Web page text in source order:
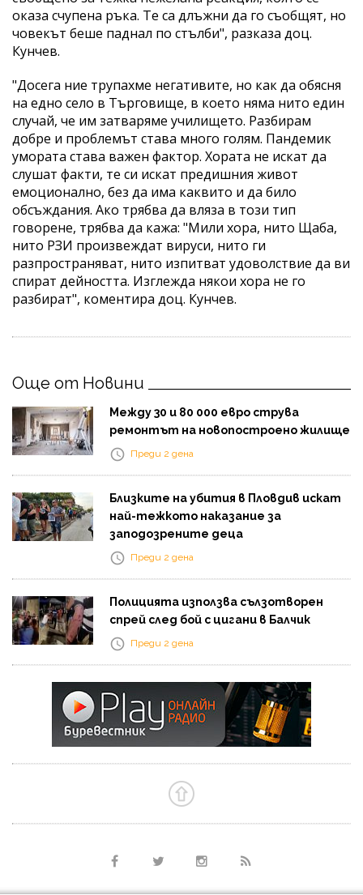
оказа счупена ръка. Те са длъжни да го съобщят, но
човекът беше паднал по стълби", разказа доц.
Кунчев.
"Досега ние трупахме негативите, но как да обясня
на едно село в Търговище, в което няма нито един
случай, че им затваряме училището. Разбирам
добре и проблемът става много голям. Пандемик
умората става важен фактор. Хората не искат да
слушат факти, те си искат предишния живот
емоционално, без да има каквито и да било
обсъждания. Ако трябва да вляза в този тип
говорене, трябва да кажа: "Мили хора, нито Щаба,
нито РЗИ произвеждат вируси, нито ги
разпространяват, нито изпитват удоволствие да ви
спират дейността. Изглежда някои хора не го
разбират", коментира доц. Кунчев.
Още от Новини
Между 30 и 80 000 евро струва
ремонтът на новопостроено жилище
Преди 2 дена
Близките на убития в Пловдив искат
най-тежкото наказание за
заподозрените деца
Преди 2 дена
Полицията използва сълзотворен
спрей след бой с цигани в Балчик
Преди 2 дена